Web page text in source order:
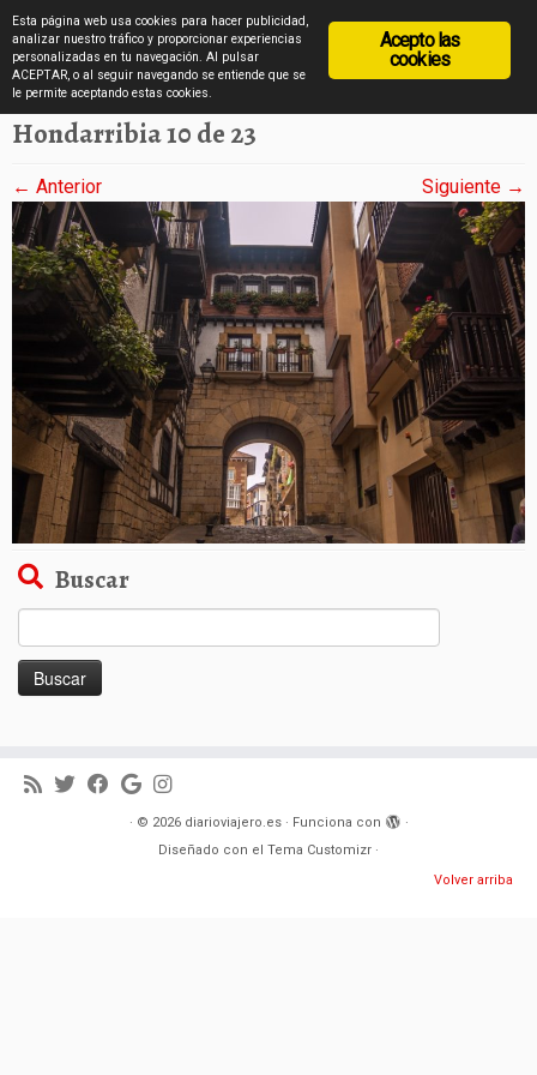
Saltar
al
diarioviajero.es
Inicio » Hondarribia en imágenes
Hondarribia 10 de 23
← Anterior Siguiente →
Buscar
· © 2026 diarioviajero.es· Funciona con
·
Diseñado con el Tema Customizr ·
Volver arriba
Acepto las
cookies
Esta página web usa cookies para hacer publicidad,
analizar nuestro tráfico y proporcionar experiencias
personalizadas en tu navegación. Al pulsar
ACEPTAR, o al seguir navegando se entiende que se
le permite aceptando estas cookies.